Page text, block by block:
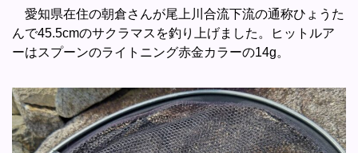
愛知県在住の朝倉さんが尾上川合流下流の通称ひょうた
んで45.5cmのサクラマスを釣り上げました。ヒットルア
ーはスプーンのライトニング赤金カラーの14g。